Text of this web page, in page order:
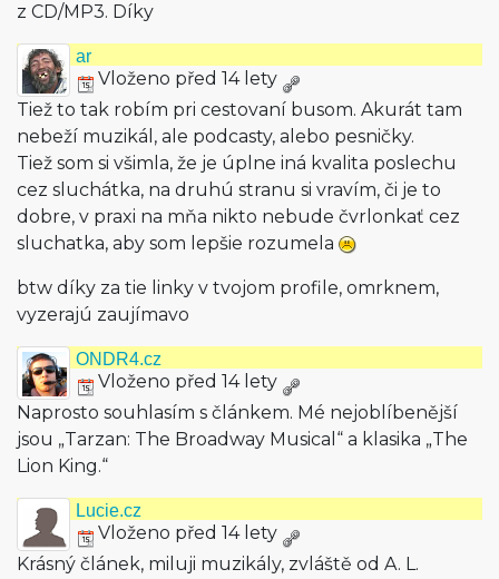
z CD/MP3. Díky
ar
Vloženo před 14 lety
Tiež to tak robím pri cestovaní busom. Akurát tam
nebeží muzikál, ale podcasty, alebo pesničky.
Tiež som si všimla, že je úplne iná kvalita poslechu
cez sluchátka, na druhú stranu si vravím, či je to
dobre, v praxi na mňa nikto nebude čvrlonkať cez
sluchatka, aby som lepšie rozumela
btw díky za tie linky v tvojom profile, omrknem,
vyzerajú zaujímavo
ONDR4.cz
Vloženo před 14 lety
Naprosto souhlasím s článkem. Mé nejoblíbenější
jsou „Tarzan: The Broadway Musical“ a klasika „The
Lion King.“
Lucie.cz
Vloženo před 14 lety
Krásný článek, miluji muzikály, zvláště od A. L.